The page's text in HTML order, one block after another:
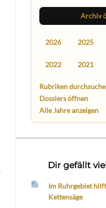
Archiv
2026 2025
2022 2021
Rubriken
Dossiers öffnen
Alle Jahre anzeigen
Dir gefällt
Im Ruhrgebiet
Kettensäge